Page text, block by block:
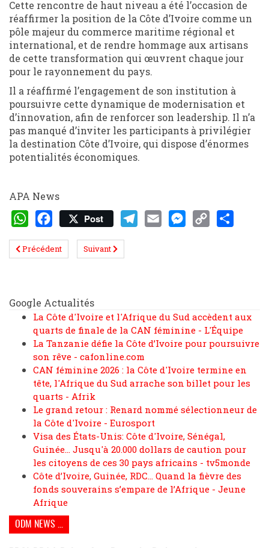
Cette rencontre de haut niveau a été l’occasion de
réaffirmer la position de la Côte d’Ivoire comme un
pôle majeur du commerce maritime régional et
international, et de rendre hommage aux artisans
de cette transformation qui œuvrent chaque jour
pour le rayonnement du pays.
Il a réaffirmé l’engagement de son institution à
poursuivre cette dynamique de modernisation et
d’innovation, afin de renforcer son leadership. Il n’a
pas manqué d’inviter les participants à privilégier
la destination Côte d’Ivoire, qui dispose d’énormes
potentialités économiques.
APA News
Post
Précédent Suivant
Google Actualités
La Côte d'Ivoire et l'Afrique du Sud accèdent aux
quarts de finale de la CAN féminine - L'Équipe
La Tanzanie défie la Côte d’Ivoire pour poursuivre
son rêve - cafonline.com
CAN féminine 2026 : la Côte d'Ivoire termine en
tête, l'Afrique du Sud arrache son billet pour les
quarts - Afrik
Le grand retour : Renard nommé sélectionneur de
la Côte d'Ivoire - Eurosport
Visa des États-Unis: Côte d'Ivoire, Sénégal,
Guinée... Jusqu'à 20.000 dollars de caution pour
les citoyens de ces 30 pays africains - tv5monde
Côte d’Ivoire, Guinée, RDC… Quand la fièvre des
fonds souverains s’empare de l’Afrique - Jeune
Afrique
ODM NEWS ...